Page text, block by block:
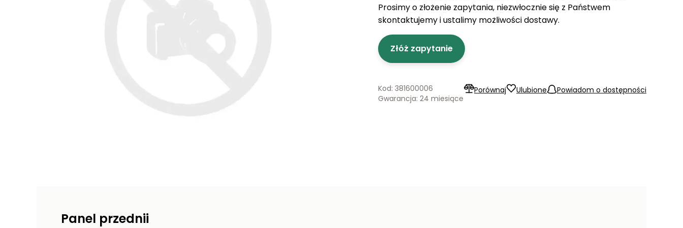
Prosimy o złożenie zapytania, niezwłocznie się z Państwem
skontaktujemy i ustalimy możliwości dostawy.
Złóż zapytanie
Porównaj Ulubione Powiadom o dostępności
Kod: 381600006
Gwarancja: 24 miesiące
Panel przednii